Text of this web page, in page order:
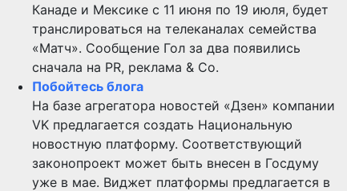
Канаде и Мексике с 11 июня по 19 июля, будет
транслироваться на телеканалах семейства
«Матч». Сообщение Гол за два появились
сначала на PR, реклама & Co.
Побойтесь блога
На базе агрегатора новостей «Дзен» компании
VK предлагается создать Национальную
новостную платформу. Соответствующий
законопроект может быть внесен в Госдуму
уже в мае. Виджет платформы предлагается в